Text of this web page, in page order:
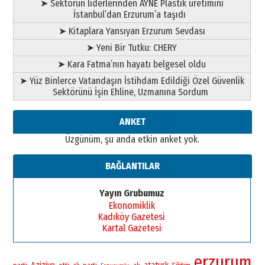
➤ Sektörün liderlerinden AYNE Plastik üretimini
İstanbul’dan Erzurum’a taşıdı
➤ Kitaplara Yansıyan Erzurum Sevdası
➤ Yeni Bir Tutku: CHERY
➤ Kara Fatma’nın hayatı belgesel oldu
➤ Yüz Binlerce Vatandaşın İstihdam Edildiği Özel Güvenlik
Sektörünü İşin Ehline, Uzmanına Sordum
ANKET
Üzgünüm, şu anda etkin anket yok.
BAĞLANTILAR
Yayın Grubumuz
Ekonomiklik
Kadıköy Gazetesi
Kartal Gazetesi